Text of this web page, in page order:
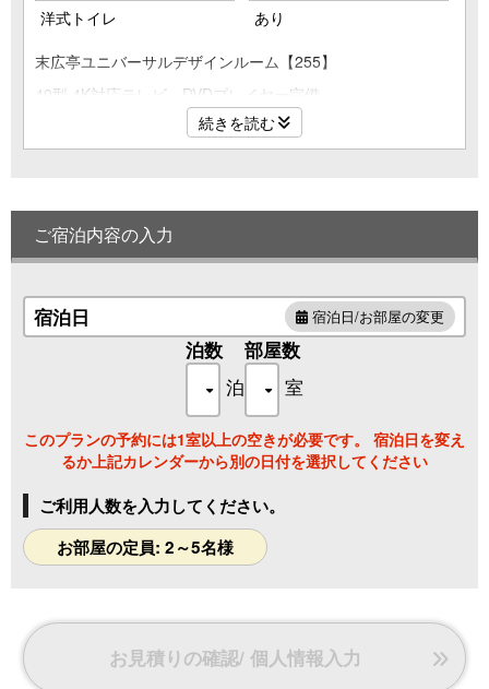
洋式トイレ
あり
末広亭ユニバーサルデザインルーム【255】
49型 4K対応テレビ、DVDプレイヤー完備。
末広亭専用エレベーターから一番近いお部屋です。
段差のないエントランス、客室内はフローリング、足の不自
す。
※３名様の場合はエキストラベッドを追加。
４名様の場合はエキストラベッド２台を追加。
５名様の場合はエキストラベッド２台を追加＋ソファベッ
ドを使用いたします。
続きを読む
ご宿泊内容の入力
宿泊日 宿泊日/お部屋の変更
泊数
泊
部屋数
室
このプランの予約には1室以上の空きが必要です。 宿泊日を変え
るか上記カレンダーから別の日付を選択してください
ご利用人数を入力してください。
お部屋の定員: 2～5名様
お見積りの確認/ 個人情報入力